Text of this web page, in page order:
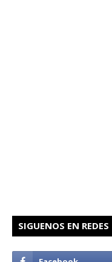
SIGUENOS EN REDES